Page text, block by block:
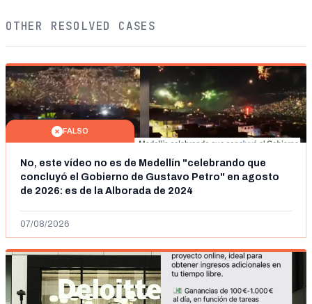
OTHER RESOLVED CASES
FALSO
No, este vídeo no es de Medellín "celebrando que
concluyó el Gobierno de Gustavo Petro" en agosto
de 2026: es de la Alborada de 2024
07/08/2026